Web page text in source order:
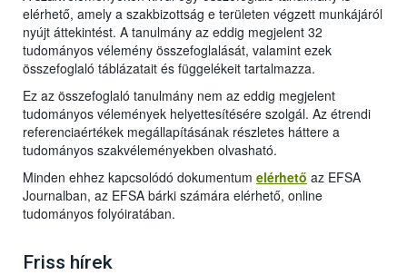
elérhető, amely a szakbizottság e területen végzett munkájáról
nyújt áttekintést. A tanulmány az eddig megjelent 32
tudományos vélemény összefoglalását, valamint ezek
összefoglaló táblázatait és függelékeit tartalmazza.
Ez az összefoglaló tanulmány nem az eddig megjelent
tudományos vélemények helyettesítésére szolgál. Az étrendi
referenciaértékek megállapításának részletes háttere a
tudományos szakvéleményekben olvasható.
Minden ehhez kapcsolódó dokumentum elérhető az EFSA
Journalban, az EFSA bárki számára elérhető, online
tudományos folyóiratában.
Friss hírek